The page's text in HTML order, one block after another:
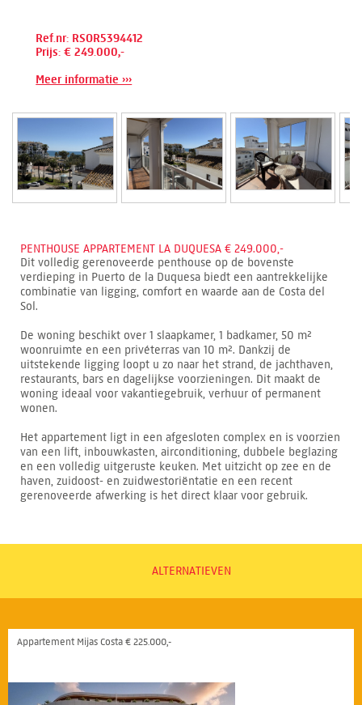
Ref.nr: RSOR5394412
Prijs: € 249.000,-
Meer informatie ›››
PENTHOUSE APPARTEMENT LA DUQUESA € 249.000,-
Dit volledig gerenoveerde penthouse op de bovenste
verdieping in Puerto de la Duquesa biedt een aantrekkelijke
combinatie van ligging, comfort en waarde aan de Costa del
Sol.
De woning beschikt over 1 slaapkamer, 1 badkamer, 50 m²
woonruimte en een privéterras van 10 m². Dankzij de
uitstekende ligging loopt u zo naar het strand, de jachthaven,
restaurants, bars en dagelijkse voorzieningen. Dit maakt de
woning ideaal voor vakantiegebruik, verhuur of permanent
wonen.
Het appartement ligt in een afgesloten complex en is voorzien
van een lift, inbouwkasten, airconditioning, dubbele beglazing
en een volledig uitgeruste keuken. Met uitzicht op zee en de
haven, zuidoost- en zuidwestoriëntatie en een recent
gerenoveerde afwerking is het direct klaar voor gebruik.
ALTERNATIEVEN
Appartement Mijas Costa € 225.000,-